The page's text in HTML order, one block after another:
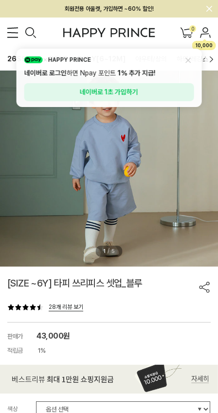
회원전용 아울렛, 가입하면 ~60% 할인!
멤버십 최대 28,000원 혜택 0
10,000
26SS 신상 BEST BABY[6~12M] 하의/레깅스
1 / 5
[SIZE ~6Y] 타피 쓰리피스 셋업_블루
28개 리뷰 보기
판매가 43,000원
적립금 1%
색상
HAPPY PRINCE
네이버로 로그인하면 Npay 포인트1%추가 지급!
네이버로 1초 가입하기